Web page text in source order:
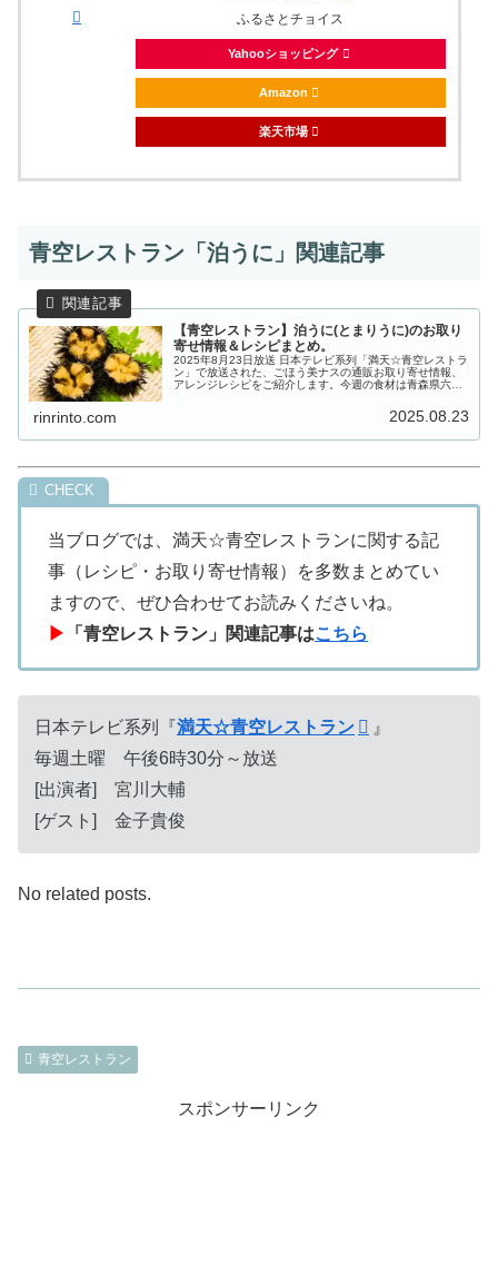
ふるさとチョイス
Yahooショッピング
Amazon
楽天市場
青空レストラン「泊うに」関連記事
【青空レストラン】泊うに(とまりうに)のお取り
寄せ情報＆レシピまとめ。
2025年8月23日放送 日本テレビ系列「満天☆青空レストラ
ン」で放送された、ごほう美ナスの通販お取り寄せ情報、
アレンジレシピをご紹介します。今週の食材は青森県六ヶ
rinrinto.com 2025.08.23
当ブログでは、満天☆青空レストランに関する記
事（レシピ・お取り寄せ情報）を多数まとめてい
ますので、ぜひ合わせてお読みくださいね。
▶
「青空レストラン」関連記事はこちら
日本テレビ系列『満天☆青空レストラン
』
毎週土曜 午後6時30分～放送
[出演者] 宮川大輔
[ゲスト] 金子貴俊
No related posts.
青空レストラン
スポンサーリンク